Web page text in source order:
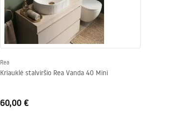
Rea
Kriauklė stalviršio Rea Vanda 40 Mini
60,00 €